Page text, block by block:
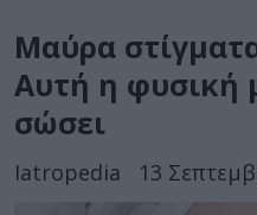
Μαύρα
Αυτή η φυσική
σώσει
Iatropedia 13